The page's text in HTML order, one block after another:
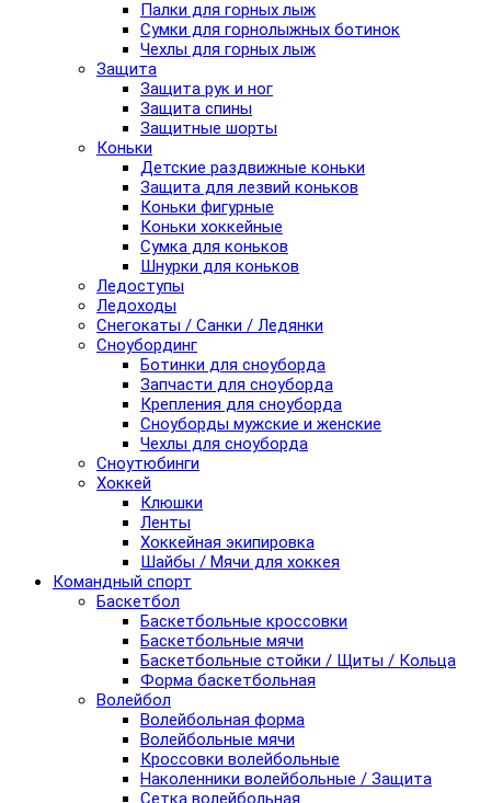
Палки для горных лыж
Сумки для горнолыжных ботинок
Чехлы для горных лыж
Защита
Защита рук и ног
Защита спины
Защитные шорты
Коньки
Детские раздвижные коньки
Защита для лезвий коньков
Коньки фигурные
Коньки хоккейные
Сумка для коньков
Шнурки для коньков
Ледоступы
Ледоходы
Снегокаты / Санки / Ледянки
Сноубординг
Ботинки для сноуборда
Запчасти для сноуборда
Крепления для сноуборда
Сноуборды мужские и женские
Чехлы для сноуборда
Сноутюбинги
Хоккей
Клюшки
Ленты
Хоккейная экипировка
Шайбы / Мячи для хоккея
Командный спорт
Баскетбол
Баскетбольные кроссовки
Баскетбольные мячи
Баскетбольные стойки / Щиты / Кольца
Форма баскетбольная
Волейбол
Волейбольная форма
Волейбольные мячи
Кроссовки волейбольные
Наколенники волейбольные / Защита
Сетка волейбольная